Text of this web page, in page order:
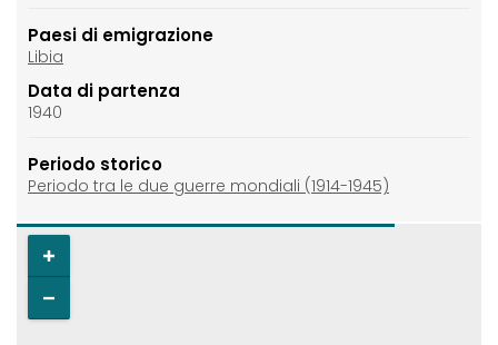
Paesi di emigrazione
Libia
Data di partenza
1940
Periodo storico
Periodo tra le due guerre mondiali (1914-1945)